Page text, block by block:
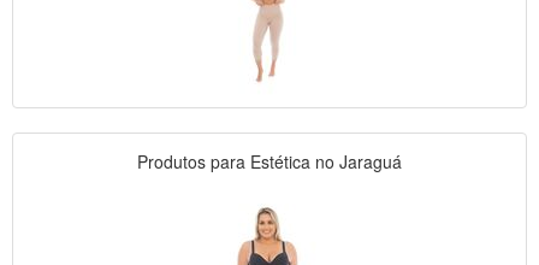
Produtos para Estética no Jaraguá